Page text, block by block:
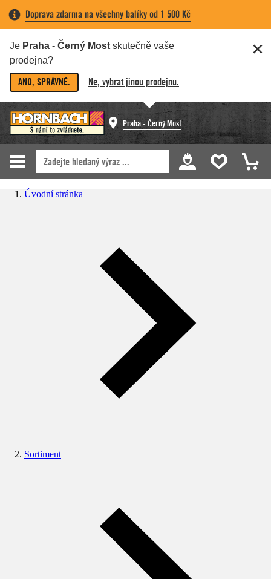
Doprava zdarma na všechny balíky od 1 500 Kč
Je Praha - Černý Most skutečně vaše
prodejna?
ANO, SPRÁVNĚ. Ne, vybrat jinou prodejnu.
Praha - Černý Most
Úvodní stránka
Sortiment